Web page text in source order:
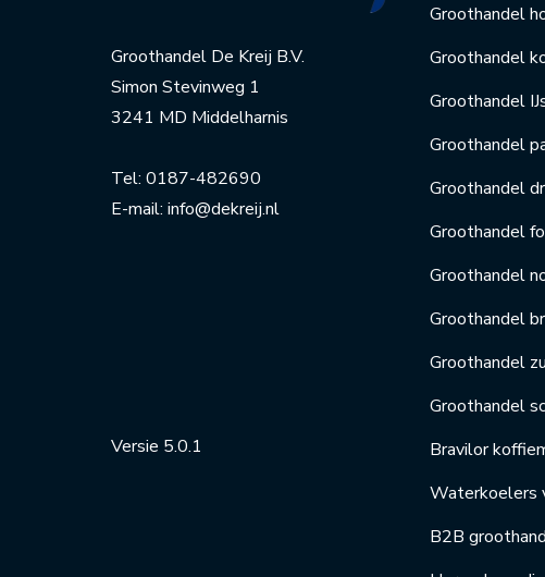
Groothandel De Kreij B.V.
Simon Stevinweg 1
3241 MD Middelharnis
Tel: 0187-482690
E-mail: info@dekreij.nl
Versie 5.0.1
Groothandel
Groothandel
Groothandel
Groothandel
Groothandel
Groothandel
Groothandel
Groothandel
Groothandel
Groothandel
Bravilor
Waterkoelers
B2B